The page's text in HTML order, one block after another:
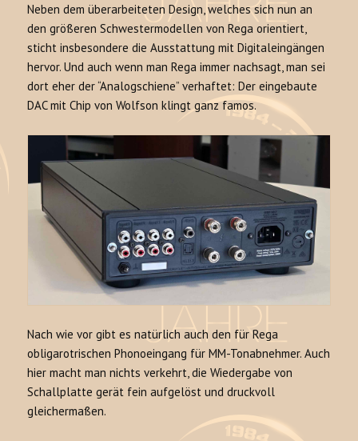
Neben dem überarbeiteten Design, welches sich nun an
den größeren Schwestermodellen von Rega orientiert,
sticht insbesondere die Ausstattung mit Digitaleingängen
hervor. Und auch wenn man Rega immer nachsagt, man sei
dort eher der “Analogschiene” verhaftet: Der eingebaute
DAC mit Chip von Wolfson klingt ganz famos.
Nach wie vor gibt es natürlich auch den für Rega
obligarotrischen Phonoeingang für MM-Tonabnehmer. Auch
hier macht man nichts verkehrt, die Wiedergabe von
Schallplatte gerät fein aufgelöst und druckvoll
gleichermaßen.